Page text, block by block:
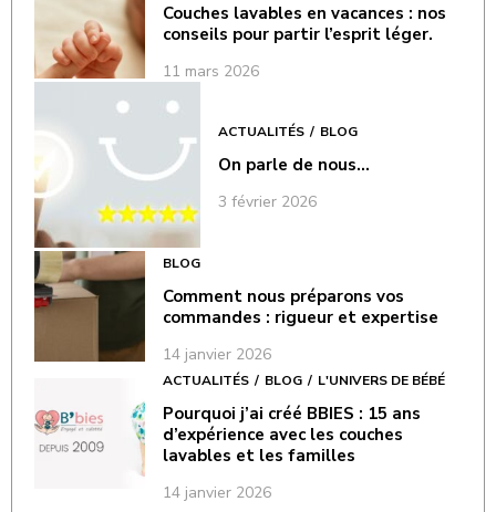
Couches lavables en vacances : nos
conseils pour partir l’esprit léger.
11 mars 2026
ACTUALITÉS BLOG
On parle de nous…
3 février 2026
BLOG
Comment nous préparons vos
commandes : rigueur et expertise
14 janvier 2026
ACTUALITÉS BLOG L'UNIVERS DE BÉBÉ
Pourquoi j’ai créé BBIES : 15 ans
d’expérience avec les couches
lavables et les familles
14 janvier 2026